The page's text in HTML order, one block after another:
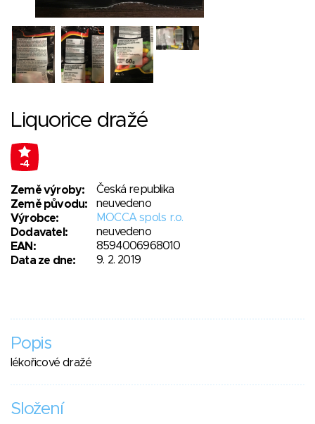
Liquorice dražé
-4
Země výroby:
Česká republika
Země původu:
neuvedeno
Výrobce:
MOCCA spol.s r.o.
Dodavatel:
neuvedeno
EAN:
8594006968010
Data ze dne:
9. 2. 2019
Popis
lékořicové dražé
Složení